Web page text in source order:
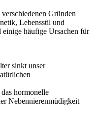
Gründen
Lebensstil und
häufige Ursachen für
sinkt unser
hormonelle
Nebennierenmüdigkeit